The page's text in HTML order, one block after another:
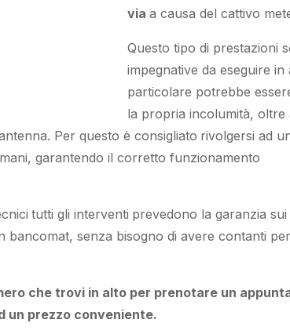
via a causa del cattivo
Questo tipo di prestazioni
impegnative da eseguire in
particolare potrebbe
la propria incolumità, oltre
Per questo è consigliato rivolgersi ad
, garantendo ilcorretto funzionamento
tutti gli interventi prevedono la garanzia sui
bancomat, senza bisogno diavere contanti
che trovi in alto per prenotare un
un prezzo conveniente.